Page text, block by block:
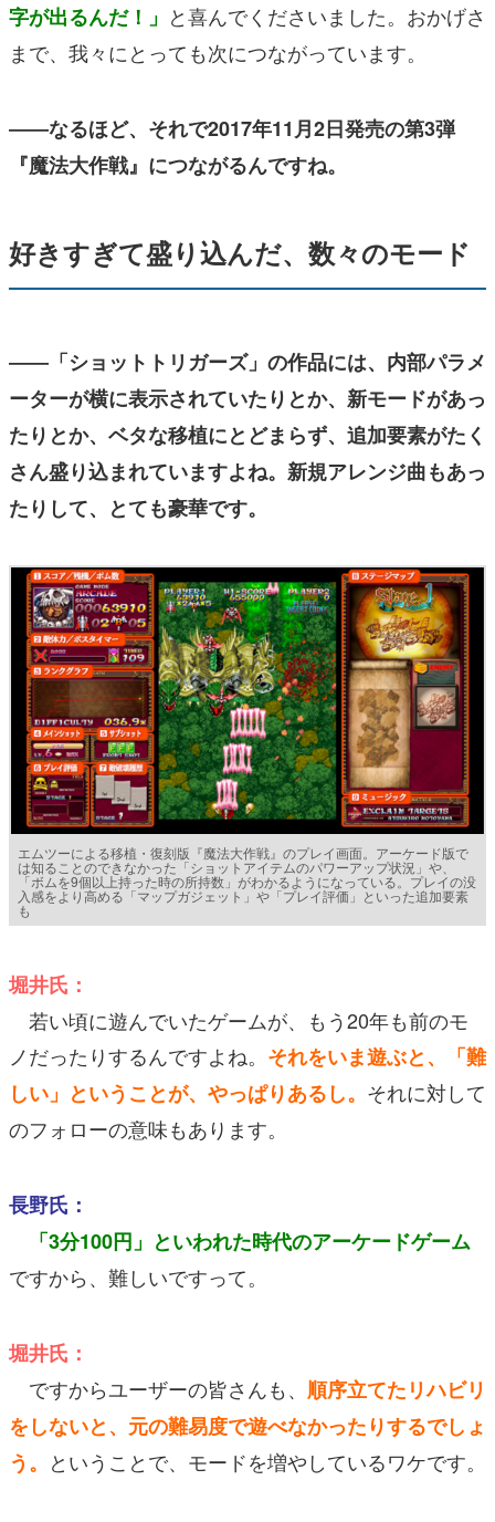
字が出るんだ！」 と喜んでくださいました。おかげさ
まで、我々にとっても次につながっています。
――なるほど、それで2017年11月2日発売の第3弾
『魔法大作戦』につながるんですね。
好きすぎて盛り込んだ、数々のモード
――「ショットトリガーズ」の作品には、内部パラメ
ーターが横に表示されていたりとか、新モードがあっ
たりとか、ベタな移植にとどまらず、追加要素がたく
さん盛り込まれていますよね。新規アレンジ曲もあっ
たりして、とても豪華です。
エムツーによる移植・復刻版『魔法大作戦』のプレイ画面。アーケード版で
は知ることのできなかった「ショットアイテムのパワーアップ状況」や、
「ボムを9個以上持った時の所持数」がわかるようになっている。プレイの没
入感をより高める「マップガジェット」や「プレイ評価」といった追加要素
も
堀井氏：
若い頃に遊んでいたゲームが、もう20年も前のモ
ノだったりするんですよね。 それをいま遊ぶと、「難
しい」ということが、やっぱりあるし。 それに対して
のフォローの意味もあります。
長野氏：
「3分100円」といわれた時代のアーケードゲーム
ですから、難しいですって。
堀井氏：
ですからユーザーの皆さんも、 順序立てたリハビリ
をしないと、元の難易度で遊べなかったりするでしょ
う。 ということで、モードを増やしているワケです。